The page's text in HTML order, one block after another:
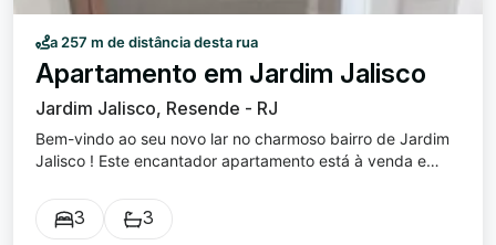
a 257 m de distância desta rua
Apartamento em Jardim Jalisco
Jardim Jalisco, Resende - RJ
Bem-vindo ao seu novo lar no charmoso bairro de Jardim
Jalisco ! Este encantador apartamento está à venda e
e estilo. Dormitórios: 3 quartos espaçosos, perfeitos para
relaxar e desfrutar de tranquilidade. Suítes: 1 elegante
3 3